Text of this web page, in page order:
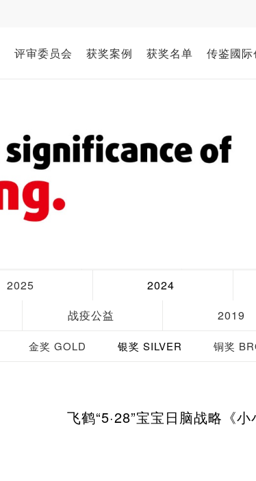
评审委员会 获奖案例 获奖名单 传鉴國
2025 2024
战疫公益 2019
金奖 GOLD 银奖 SILVER 铜奖
飞鹤“5·28”宝宝日脑战略《